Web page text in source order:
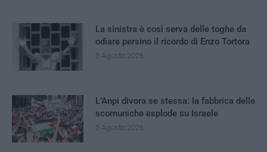
La sinistra è così serva delle toghe da
odiare persino il ricordo di Enzo Tortora
5 Agosto 2026
L’Anpi divora se stessa: la fabbrica delle
scomuniche esplode su Israele
5 Agosto 2026